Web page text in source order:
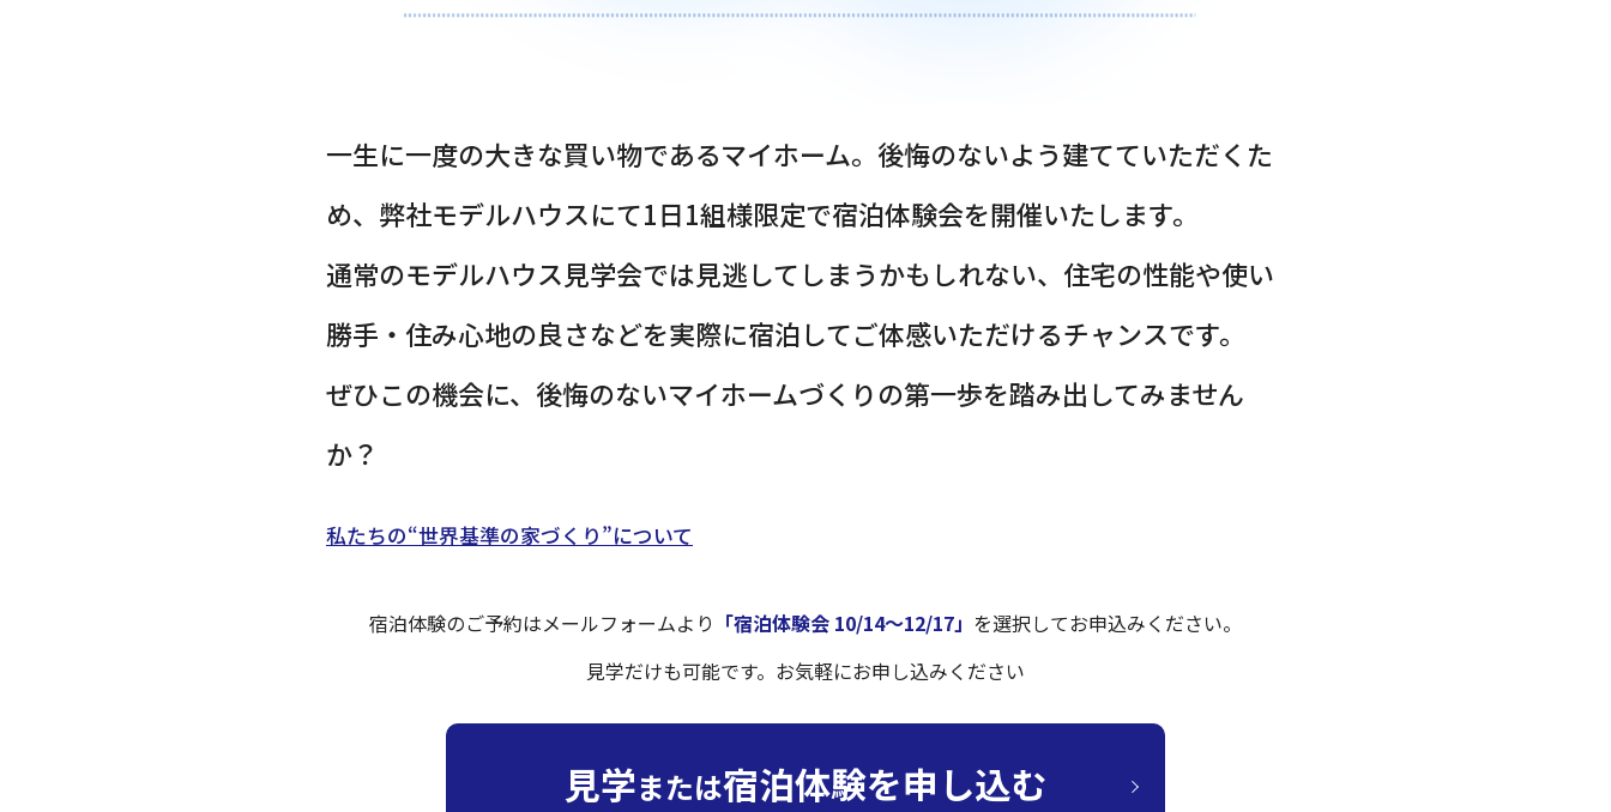
一生に一度の大きな買い物であるマイホーム。後悔のないよう建てていただくた
め、弊社モデルハウスにて1日1組様限定で宿泊体験会を開催いたします。
通常のモデルハウス見学会では見逃してしまうかもしれない、住宅の性能や使い
勝手・住み心地の良さなどを実際に宿泊してご体感いただけるチャンスです。
ぜひこの機会に、後悔のないマイホームづくりの第一歩を踏み出してみません
か？
私たちの“世界基準の家づくり”について
宿泊体験のご予約はメールフォームより 「宿泊体験会 10/14〜12/17」 を選択してお申込みください。
見学だけも可能です。 お気軽にお申し込みください
見学または宿泊体験を申し込む